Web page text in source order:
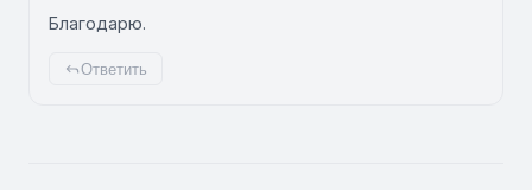
Благодарю.
Ответить